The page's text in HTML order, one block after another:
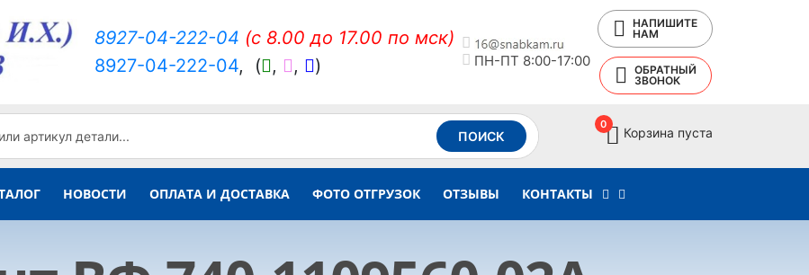
8927-04-222-04 (c 8.00 до 17.00 по мск)
8927-04-222-04, ( , , ) ПН-ПТ 8:00-17:00
НАПИШИТЕ
НАМ
ОБРАТНЫЙ
ЗВОНОК
ПОИСК
0
Корзина пуста
НОВОСТИ ОПЛАТА И ДОСТАВКА ФОТО ОТГРУЗОК ОТЗЫВЫ КОНТАКТЫ